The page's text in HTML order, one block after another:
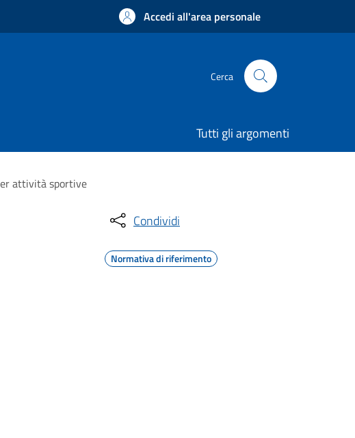
Accedi all'area personale
Cerca
Tutti gli argomenti
attività sportive
Condividi
Normativa di riferimento